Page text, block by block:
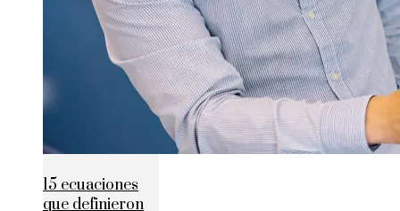
15 ecuaciones
que definieron